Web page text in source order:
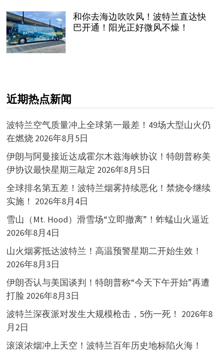
和你去海边吹吹风！波特兰直达快
巴开通！阳光正好微风不燥！
近期热点新闻
波特兰空气质量冲上全球第一最差！49场大型山火仍
在燃烧 2026年8月5日
伊朗与阿曼接近达成霍尔木兹海峡协议！特朗普称美
伊协议最快星期三敲定 2026年8月5日
全球排名第五差！波特兰烟雾持续恶化！禁烧令继续
实施！ 2026年8月4日
雪山（Mt. Hood）滑雪场“立即撤离”！蚱蜢山火逼近
2026年8月4日
山火烟雾抵达波特兰！高温预警星期二开始生效！
2026年8月3日
伊朗否认与美国谈判！特朗普称“今天下午开始”再遭
打脸 2026年8月3日
波特兰深夜派对发生大规模枪击，5伤一死！ 2026年8
月2日
滚滚浓烟冲上天空！波特兰百年历史地标陷火海！